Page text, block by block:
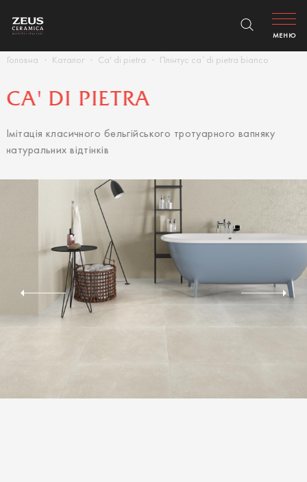
Головна Каталог Ca' di pietra Плінтус ca`di pietra bianco
МЕНЮ
CA' DI PIETRA
Імітація класичного бельгійського тротуарного вапняку
натуральних відтінків